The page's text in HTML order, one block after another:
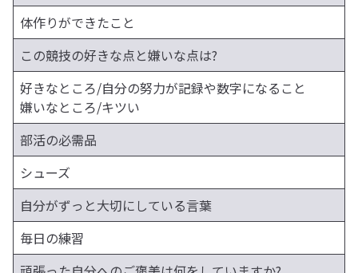
体作りができたこと
この競技の好きな点と嫌いな点は?
好きなところ/自分の努力が記録や数字になること
嫌いなところ/キツい
部活の必需品
シューズ
自分がずっと大切にしている言葉
毎日の練習